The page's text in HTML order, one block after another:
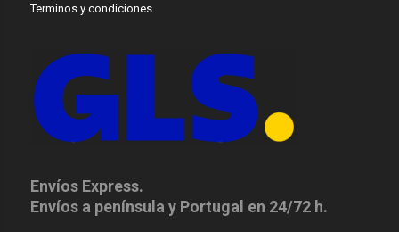
Terminos y condiciones
Envíos Express.
Envíos a península y Portugal en 24/72 h.